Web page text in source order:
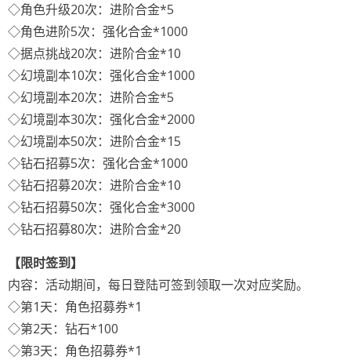
◇角色升级20次：进阶合金*5
◇角色进阶5次：强化合金*1000
◇据点挑战20次：进阶合金*10
◇幻境副本10次：强化合金*1000
◇幻境副本20次：进阶合金*5
◇幻境副本30次：强化合金*2000
◇幻境副本50次：进阶合金*15
◇钻石招募5次：强化合金*1000
◇钻石招募20次：进阶合金*10
◇钻石招募50次：强化合金*3000
◇钻石招募80次：进阶合金*20
【限时签到】
内容：活动期间，每日登陆可签到领取一次对应奖励。
◇第1天：角色招募券*1
◇第2天：钻石*100
◇第3天：角色招募券*1